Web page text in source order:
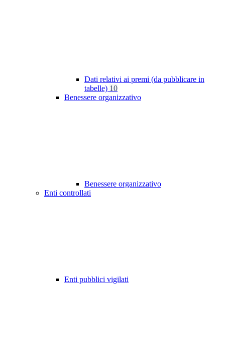
Dati relativi ai premi (da pubblicare in
tabelle) 10
Benessere organizzativo
Benessere organizzativo
Enti controllati
Enti pubblici vigilati